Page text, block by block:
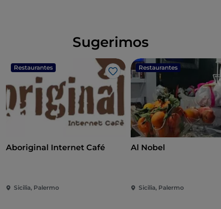
Sugerimos
Restaurantes
Me gusta
Aboriginal Internet Café
Sicilia, Palermo
Restaurantes
Al Nobel
Sicilia, Palermo